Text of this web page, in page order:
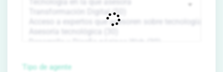
Tipo de agente